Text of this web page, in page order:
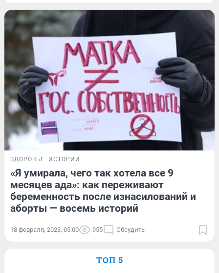
ЗДОРОВЬЕ ИСТОРИИ
«Я умирала, чего так хотела все 9
месяцев ада»: как переживают
беременность после изнасилований и
аборты — восемь историй
18 февраля, 2023, 05:00 955 Обсудить
ТОП 5